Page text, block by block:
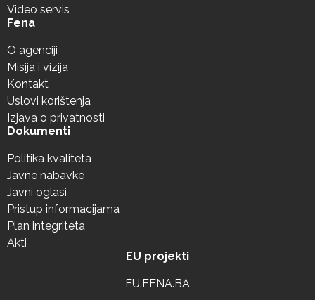
Video servis
Fena
O agenciji
Misija i vizija
Kontakt
Uslovi korištenja
Izjava o privatnosti
Dokumenti
Politika kvaliteta
Javne nabavke
Javni oglasi
Pristup informacijama
Plan integriteta
Akti
EU projekti
EU.FENA.BA